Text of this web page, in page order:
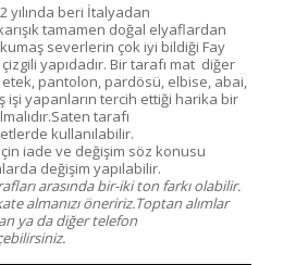
yılında beri İtalyadan
tamamen doğal elyaflardan
severlerin çok iyi bildiği Fay
yapıdadır. Bir tarafı mat diğer
pantolon, pardösü, elbise, abai,
işi yapanların tercih ettiği harika bir
tarafı
kullanılabilir.
iade ve değişim söz konusu
değişim yapılabilir.
arasında bir-iki ton farkı olabilir.
almanızı öneririz.Toptan alımlar
ya da diğer telefon